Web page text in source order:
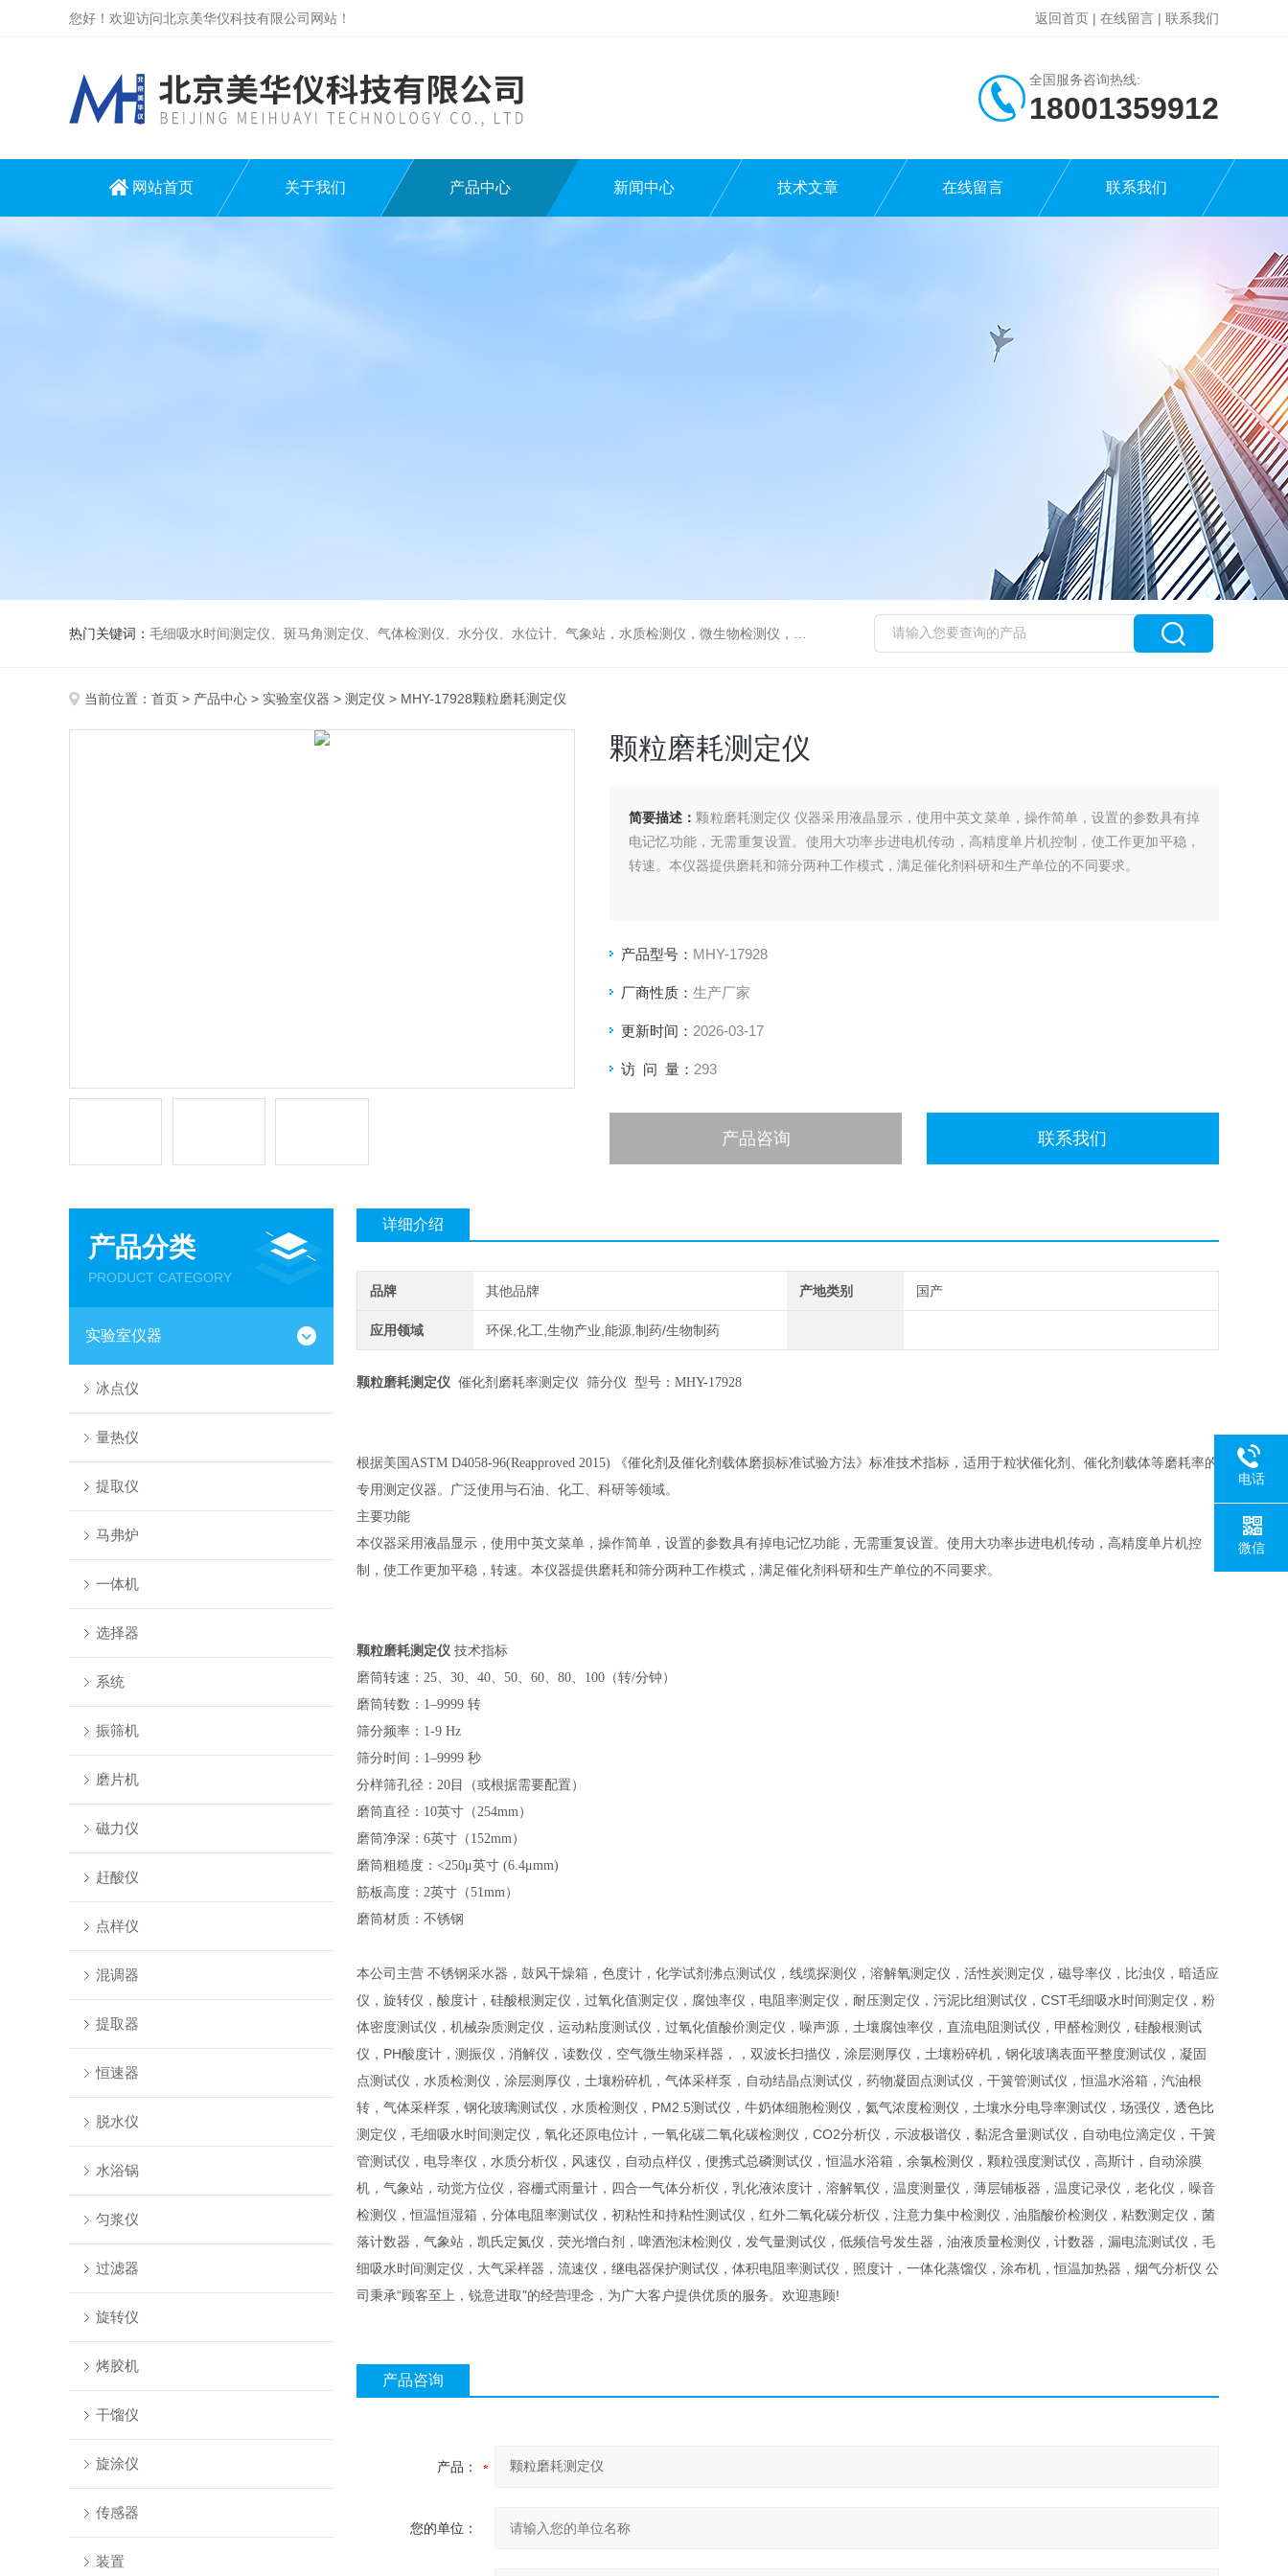
您好！欢迎访问北京美华仪科技有限公司网站！ 返回首页 | 在线留言 | 联系我们
全国服务咨询热线:
18001359912
网站首页 关于我们 产品中心 新闻中心 技术文章 在线留言 联系我们
热门关键词： 毛细吸水时间测定仪、斑马角测定仪、气体检测仪、水分仪、水位计、气象站，水质检测仪，微生物检测仪，气体检测仪
当前位置： 首页 > 产品中心 > 实验室仪器 > 测定仪 > MHY-17928颗粒磨耗测定仪
颗粒磨耗测定仪
简要描述： 颗粒磨耗测定仪 仪器采用液晶显示，使用中英文菜单，操作简单，设置的参数具有掉
电记忆功能，无需重复设置。使用大功率步进电机传动，高精度单片机控制，使工作更加平稳，
转速。本仪器提供磨耗和筛分两种工作模式，满足催化剂科研和生产单位的不同要求。
产品型号： MHY-17928
厂商性质： 生产厂家
更新时间： 2026-03-17
访 问 量： 293
产品咨询 联系我们
产品分类
PRODUCT CATEGORY
实验室仪器
冰点仪
量热仪
提取仪
马弗炉
一体机
选择器
系统
振筛机
磨片机
磁力仪
赶酸仪
点样仪
混调器
提取器
恒速器
脱水仪
水浴锅
匀浆仪
过滤器
旋转仪
烤胶机
干馏仪
旋涂仪
传感器
装置
详细介绍
品牌 其他品牌 产地类别 国产
应用领域 环保,化工,生物产业,能源,制药/生物制药
颗粒磨耗测定仪 催化剂磨耗率测定仪 筛分仪 型号： MHY-17928
根据美国 ASTM D4058-96(Reapproved 2015) 《催化剂及催化剂载体磨损标准试验方法》标准技术指标，适用于粒状催化剂、催化剂载体等磨耗率的
专用测定仪器。广泛使用与石油、化工、科研等领域。
主要功能
本仪器采用液晶显示，使用中英文菜单，操作简单，设置的参数具有掉电记忆功能，无需重复设置。使用大功率步进电机传动，高精度单片机控
制，使工作更加平稳，转速。本仪器提供磨耗和筛分两种工作模式，满足催化剂科研和生产单位的不同要求。
颗粒磨耗测定仪 技术指标
磨筒转速： 25、30、40、50、60、80、100（转/分钟）
磨筒转数： 1–9999 转
筛分频率： 1-9 Hz
筛分时间： 1–9999 秒
分样筛孔径： 20目（或根据需要配置）
磨筒直径： 10英寸（254mm）
磨筒净深： 6英寸（152mm）
磨筒粗糙度： <250μ英寸 (6.4μmm)
筋板高度： 2英寸（51mm）
磨筒材质：不锈钢
本公司主营 不锈钢采水器，鼓风干燥箱，色度计，化学试剂沸点测试仪，线缆探测仪，溶解氧测定仪，活性炭测定仪，磁导率仪，比浊仪，暗适应
仪，旋转仪，酸度计，硅酸根测定仪，过氧化值测定仪，腐蚀率仪，电阻率测定仪，耐压测定仪，污泥比组测试仪，CST毛细吸水时间测定仪，粉
体密度测试仪，机械杂质测定仪，运动粘度测试仪，过氧化值酸价测定仪，噪声源，土壤腐蚀率仪，直流电阻测试仪，甲醛检测仪，硅酸根测试
仪，PH酸度计，测振仪，消解仪，读数仪，空气微生物采样器，，双波长扫描仪，涂层测厚仪，土壤粉碎机，钢化玻璃表面平整度测试仪，凝固
点测试仪，水质检测仪，涂层测厚仪，土壤粉碎机，气体采样泵，自动结晶点测试仪，药物凝固点测试仪，干簧管测试仪，恒温水浴箱，汽油根
转，气体采样泵，钢化玻璃测试仪，水质检测仪，PM2.5测试仪，牛奶体细胞检测仪，氦气浓度检测仪，土壤水分电导率测试仪，场强仪，透色比
测定仪，毛细吸水时间测定仪，氧化还原电位计，一氧化碳二氧化碳检测仪，CO2分析仪，示波极谱仪，黏泥含量测试仪，自动电位滴定仪，干簧
管测试仪，电导率仪，水质分析仪，风速仪，自动点样仪，便携式总磷测试仪，恒温水浴箱，余氯检测仪，颗粒强度测试仪，高斯计，自动涂膜
机，气象站，动觉方位仪，容栅式雨量计，四合一气体分析仪，乳化液浓度计，溶解氧仪，温度测量仪，薄层铺板器，温度记录仪，老化仪，噪音
检测仪，恒温恒湿箱，分体电阻率测试仪，初粘性和持粘性测试仪，红外二氧化碳分析仪，注意力集中检测仪，油脂酸价检测仪，粘数测定仪，菌
落计数器，气象站，凯氏定氮仪，荧光增白剂，啤酒泡沫检测仪，发气量测试仪，低频信号发生器，油液质量检测仪，计数器，漏电流测试仪，毛
细吸水时间测定仪，大气采样器，流速仪，继电器保护测试仪，体积电阻率测试仪，照度计，一体化蒸馏仪，涂布机，恒温加热器，烟气分析仪 公
司秉承“顾客至上，锐意进取"的经营理念，为广大客户提供优质的服务。欢迎惠顾!
产品咨询
产品：
您的单位：
电话
微信